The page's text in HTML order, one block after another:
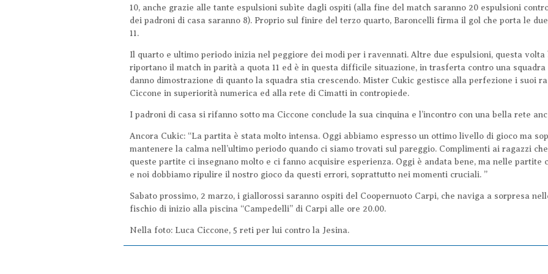
10, anche grazie alle tante espulsioni subìte dagli ospiti (alla fine del match saranno 20 espulsioni
dei padroni di casa saranno 8). Proprio sul finire del terzo quarto, Baroncelli firma il gol che porta le
11.
Il quarto e ultimo periodo inizia nel peggiore dei modi per i ravennati. Altre due espulsioni, questa
riportano il match in parità a quota 11 ed è in questa difficile situazione, in trasferta contro una
danno dimostrazione di quanto la squadra stia crescendo. Mister Cukic gestisce alla perfezione i suoi
Ciccone in superiorità numerica ed alla rete di Cimatti in contropiede.
I padroni di casa si rifanno sotto ma Ciccone conclude la sua cinquina e l’incontro con una bella rete
Ancora Cukic: “La partita è stata molto intensa. Oggi abbiamo espresso un ottimo livello di gioco ma
mantenere la calma nell’ultimo periodo quando ci siamo trovati sul pareggio. Complimenti ai ragazzi
queste partite ci insegnano molto e ci fanno acquisire esperienza. Oggi è andata bene, ma nelle
e noi dobbiamo ripulire il nostro gioco da questi errori, soprattutto nei momenti cruciali. ”
Sabato prossimo, 2 marzo, i giallorossi saranno ospiti del Coopernuoto Carpi, che naviga a sorpresa
fischio di inizio alla piscina “Campedelli” di Carpi alle ore 20.00.
Nella foto: Luca Ciccone, 5 reti per lui contro la Jesina.